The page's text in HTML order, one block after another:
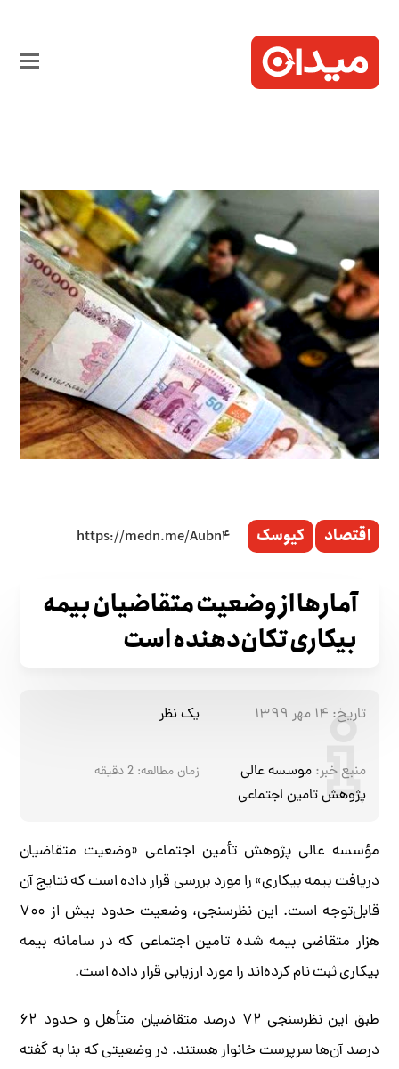
اقتصاد کیوسک
آمارها از وضعیت متقاضیان بیمه
بیکاری تکان‌دهنده است
تاریخ: ۱۴ مهر ۱۳۹۹ یک نظر
منبع خبر: موسسه عالی
پژوهش تامین اجتماعی
زمان مطالعه: 2دقیقه
مؤسسه عالی پژوهش تأمین اجتماعی «وضعیت متقاضیان
دریافت بیمه بیکاری» را مورد بررسی قرار داده است که نتایج آن
قابل‌توجه است. این نظرسنجی، وضعیت حدود بیش از ۷۰۰
هزار متقاضی بیمه شده تامین اجتماعی که در سامانه بیمه
بیکاری ثبت نام کرده‌اند را مورد ارزیابی قرار داده است.
طبق این نظرسنجی ۷۲ درصد متقاضیان متأهل و حدود ۶۲
درصد آن‌ها سرپرست خانوار هستند. در وضعیتی که بنا به گفته